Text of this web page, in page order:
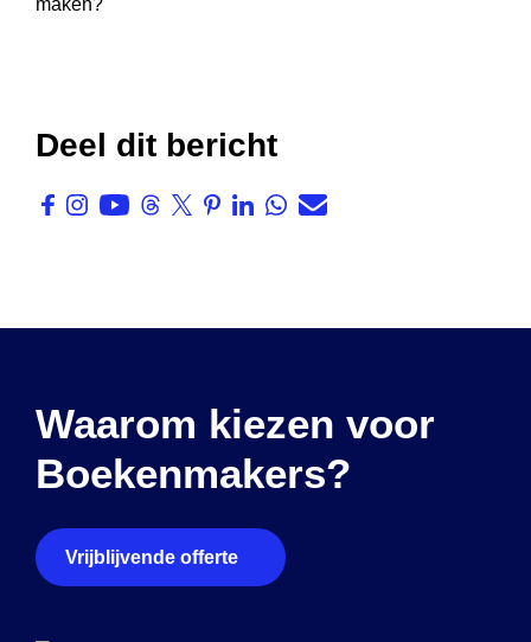
Deel dit bericht
Waarom kiezen voor
Boekenmakers?
Vrijblijvende offerte